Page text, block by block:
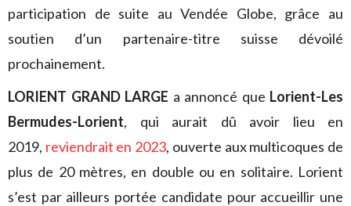
participation de suite au Vendée Globe, grâce au
soutien d’un partenaire-titre suisse dévoilé
prochainement.
LORIENT GRAND LARGE a annoncé que Lorient-Les
Bermudes-Lorient, qui aurait dû avoir lieu en
2019, reviendrait en 2023, ouverte aux multicoques de
plus de 20 mètres, en double ou en solitaire. Lorient
s’est par ailleurs portée candidate pour accueillir une